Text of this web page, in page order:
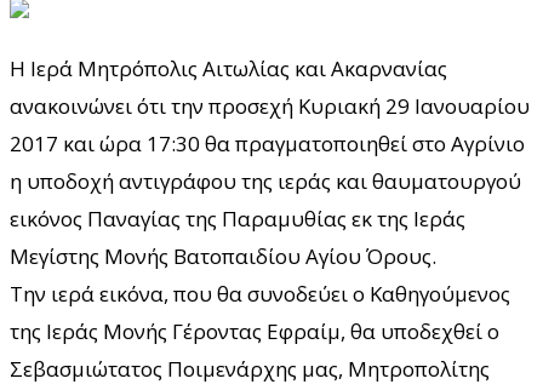
Η Ιερά Μητρόπολις Αιτωλίας και Ακαρνανίας
ανακοινώνει ότι την προσεχή Κυριακή 29 Ιανουαρίου
2017 και ώρα 17:30 θα πραγματοποιηθεί στο Αγρίνιο
η υποδοχή αντιγράφου της ιεράς και θαυματουργού
εικόνος Παναγίας της Παραμυθίας εκ της Ιεράς
Μεγίστης Μονής Βατοπαιδίου Αγίου Όρους.
Την ιερά εικόνα, που θα συνοδεύει ο Καθηγούμενος
της Ιεράς Μονής Γέροντας Εφραίμ, θα υποδεχθεί ο
Σεβασμιώτατος Ποιμενάρχης μας, Μητροπολίτης